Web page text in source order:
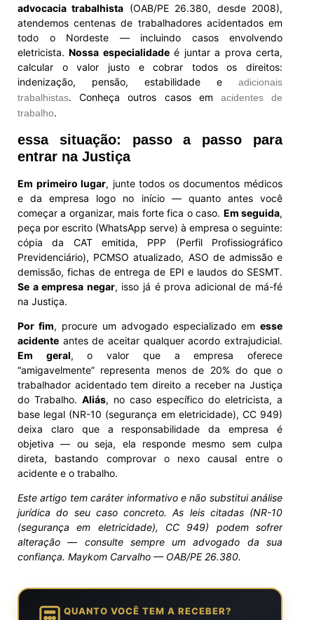
advocacia trabalhista (OAB/PE 26.380, desde 2008),
atendemos centenas de trabalhadores acidentados em
todo o Nordeste — incluindo casos envolvendo
eletricista.Nossa especialidadeé juntar a prova certa,
calcular o valor justo e cobrar todos os direitos:
indenização, pensão, estabilidade e adicionais
trabalhistas. Conheça outros casos em acidentes de
trabalho.
essa situação: passo a passo para
entrar na Justiça
Em primeiro lugar, junte todos os documentos médicos
e da empresa logo no início — quanto antes você
começar a organizar, mais forte fica o caso. Em seguida,
peça por escrito (WhatsApp serve) à empresa o seguinte:
cópia da CAT emitida, PPP (Perfil Profissiográfico
Previdenciário), PCMSO atualizado, ASO de admissão e
demissão, fichas de entrega de EPI e laudos do SESMT.
Se a empresa negar, isso já é prova adicional de má-fé
na Justiça.
Por fim, procure um advogado especializado em esse
acidente antes de aceitar qualquer acordo extrajudicial.
Em geral, o valor que a empresa oferece
“amigavelmente” representa menos de 20% do que o
trabalhador acidentado tem direito a receber na Justiça
do Trabalho. Aliás, no caso específico do eletricista, a
base legal (NR-10 (segurança em eletricidade), CC 949)
deixa claro que a responsabilidade da empresa é
objetiva — ou seja, ela responde mesmo sem culpa
direta, bastando comprovar o nexo causal entre o
acidente e o trabalho.
Este artigo tem caráter informativo e não substitui análise
jurídica do seu caso concreto. As leis citadas (NR-10
(segurança em eletricidade), CC 949) podem sofrer
alteração — consulte sempre um advogado da sua
confiança. Maykom Carvalho — OAB/PE 26.380.
QUANTO VOCÊ TEM A RECEBER?